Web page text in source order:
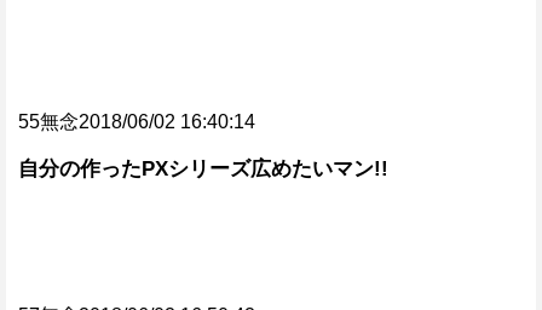
55無念2018/06/02 16:40:14
自分の作ったPXシリーズ広めたいマン!!